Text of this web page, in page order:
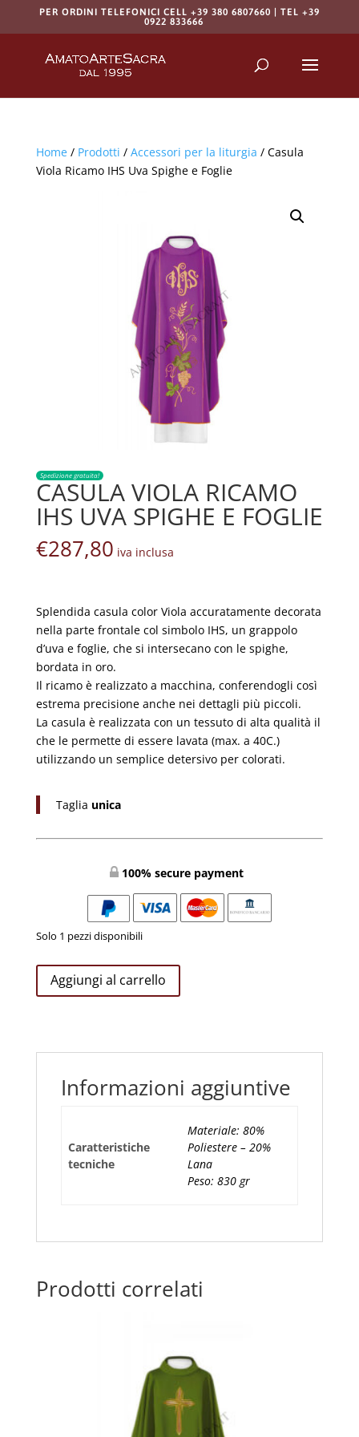
PER ORDINI TELEFONICI CELL +39 380 6807660 | TEL +39
0922 833666
Home/ Prodotti / Accessori per la liturgia / Casula
Viola Ricamo IHS Uva Spighe e Foglie
Spedizione gratuita!
CASULA VIOLA RICAMO
IHS UVA SPIGHE E FOGLIE
€287,80 iva inclusa
Splendida casula color Viola accuratamente decorata
nella parte frontale col simbolo IHS, un grappolo
d’uva e foglie, che si intersecano con le spighe,
bordata in oro.
Il ricamo è realizzato a macchina, conferendogli così
estrema precisione anche nei dettagli più piccoli.
La casula è realizzata con un tessuto di alta qualità il
che le permette di essere lavata (max. a 40C.)
utilizzando un semplice detersivo per colorati.
Taglia unica
100% secure payment
Solo 1 pezzi disponibili
Casula
Viola
Aggiungi al carrello
Informazioni aggiuntive
Caratteristiche
tecniche
Materiale: 80%
Poliestere – 20%
Lana
Peso: 830 gr
Prodotti correlati